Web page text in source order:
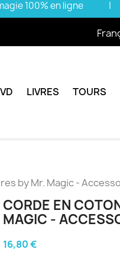
100% en ligne |
LIVRES TOURS
by Mr. Magic -
CORDE EN
MAGIC -
16,80 €